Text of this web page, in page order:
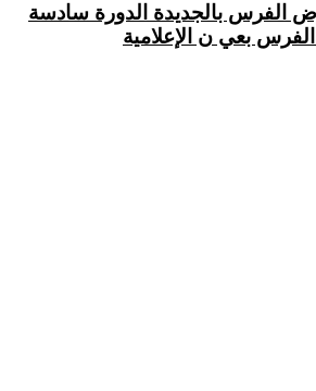
الفرس بالجديدة الدورة سادسة
بعي ن الإعلامية